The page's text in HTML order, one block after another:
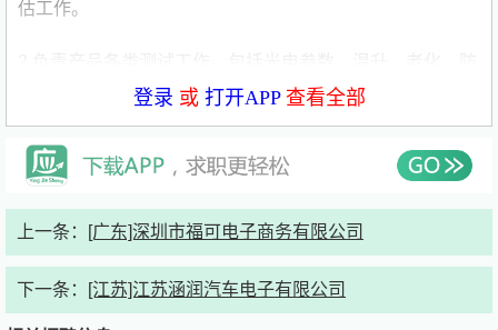
估工作。
水、耐压等性能测试，精准记录实验数据，排查测试过程中
测试数据真实完整、可追溯。
规格书、图纸、认证资料、量产技术文件等，完善产品研发
登录 或 打开APP查看全部
上一条： [广东]深圳市福可电子商务有限公司
下一条： [江苏]江苏涵润汽车电子有限公司